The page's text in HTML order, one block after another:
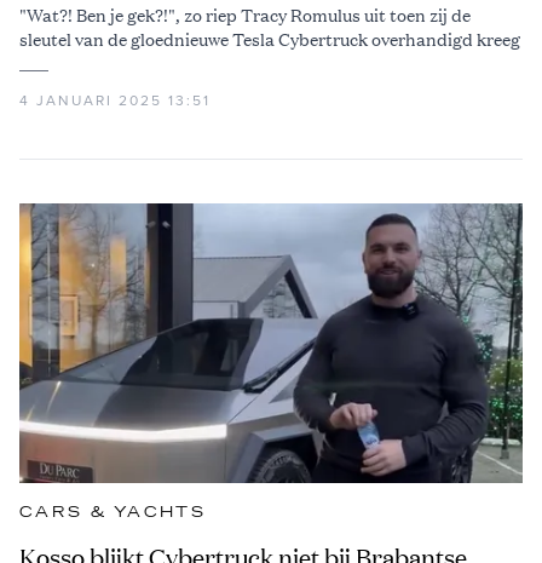
"Wat?! Ben je gek?!", zo riep Tracy Romulus uit toen zij de
sleutel van de gloednieuwe Tesla Cybertruck overhandigd kreeg
4 JANUARI 2025 13:51
CARS & YACHTS